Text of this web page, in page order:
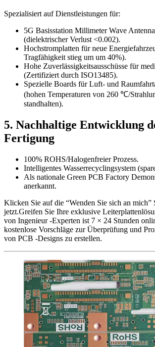
Spezialisiert auf Dienstleistungen für:
5G Basisstation Millimeter Wave
(dielektrischer Verlust <0.002).
Hochstromplatten für neue
Tragfähigkeit stieg um um 40%).
Hohe Zuverlässigkeitsausschüsse für
(Zertifiziert durch ISO13485).
Spezielle Boards für Luft- und
(hohen Temperaturen von 260 ℃/
standhalten).
5. Nachhaltige Entwicklung
Fertigung
100% ROHS/Halogenfreier Prozess.
Intelligentes Wasserrecyclingsystem
Als nationale Green PCB Factory
anerkannt.
Klicken Sie auf die “Wenden Sie sich an mich”
jetzt.Greifen Sie Ihre exklusive
von Ingenieur -Experten ist 7 × 24 Stunden
kostenlose Vorschläge zur Überprüfung und
von PCB -Designs zu erstellen.